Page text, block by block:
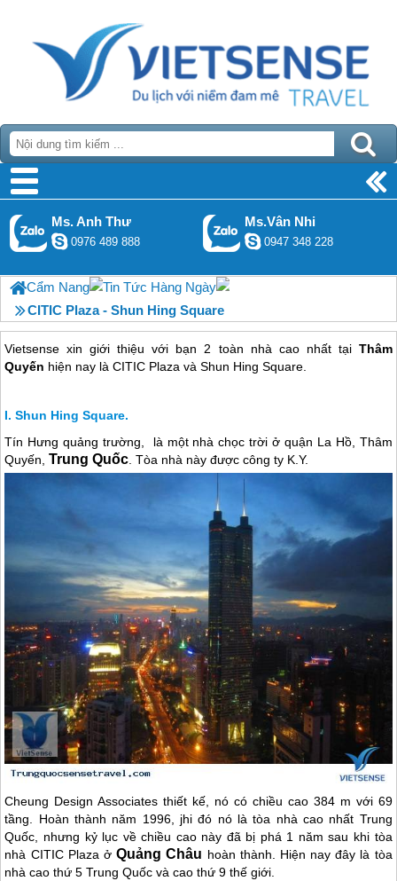
Ms. Anh Thư
0976 489 888
Ms.Vân Nhi
0947 348 228
Cẩm Nang
Tin Tức Hàng Ngày
CITIC Plaza - Shun Hing Square
Vietsense xin giới thiệu với bạn 2 toàn nhà cao nhất tại Thâm
Quyến hiện nay là CITIC Plaza và Shun Hing Square.
Shun Hing Square.
Tín Hưng quảng trường, là một nhà chọc trời ở quận La Hồ, Thâm
Quyến,Trung Quốc. Tòa nhà này được công ty K.Y.
Cheung Design Associates thiết kế, nó có chiều cao 384 m với 69
tầng. Hoàn thành năm 1996, jhi đó nó là tòa nhà cao nhất Trung
Quốc , nhưng kỷ lục về chiều cao này đã bị phá 1 năm sau khi tòa
nhà CITIC Plaza ởQuảng Châu hoàn thành. Hiện nay đây là tòa
nhà cao thứ 5Trung Quốc và cao thứ 9 thế giới.